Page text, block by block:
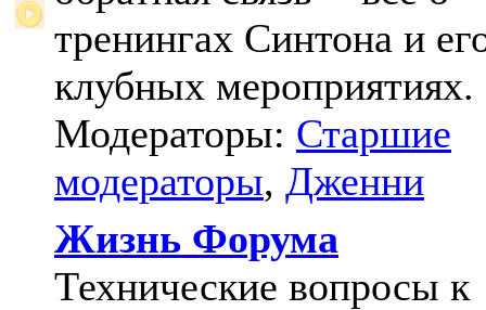
тренингах Синтона и
клубных мероприятиях.
Модераторы: Старшие
модераторы, Дженни
Жизнь Форума
Технические вопросы к